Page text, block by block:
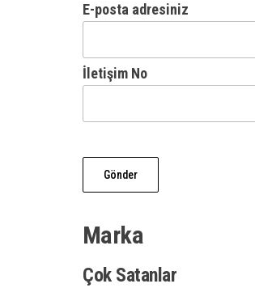
E-posta adresiniz
İletişim No
Marka
Çok Satanlar